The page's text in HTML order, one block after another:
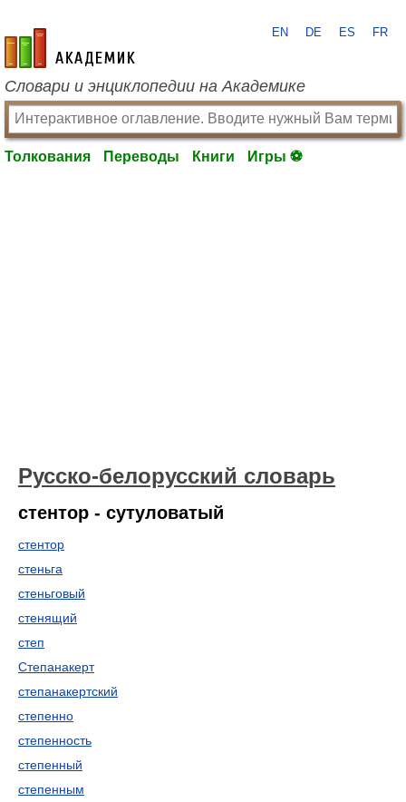
academic.ru
EN DE ES FR
Словари и энциклопедии на Академике
Толкования Переводы Книги Игры ⚽
Русско-белорусский словарь
стентор - сутуловатый
стентор
стеньга
стеньговый
стенящий
степ
Степанакерт
степанакертский
степенно
степенность
степенный
степенным